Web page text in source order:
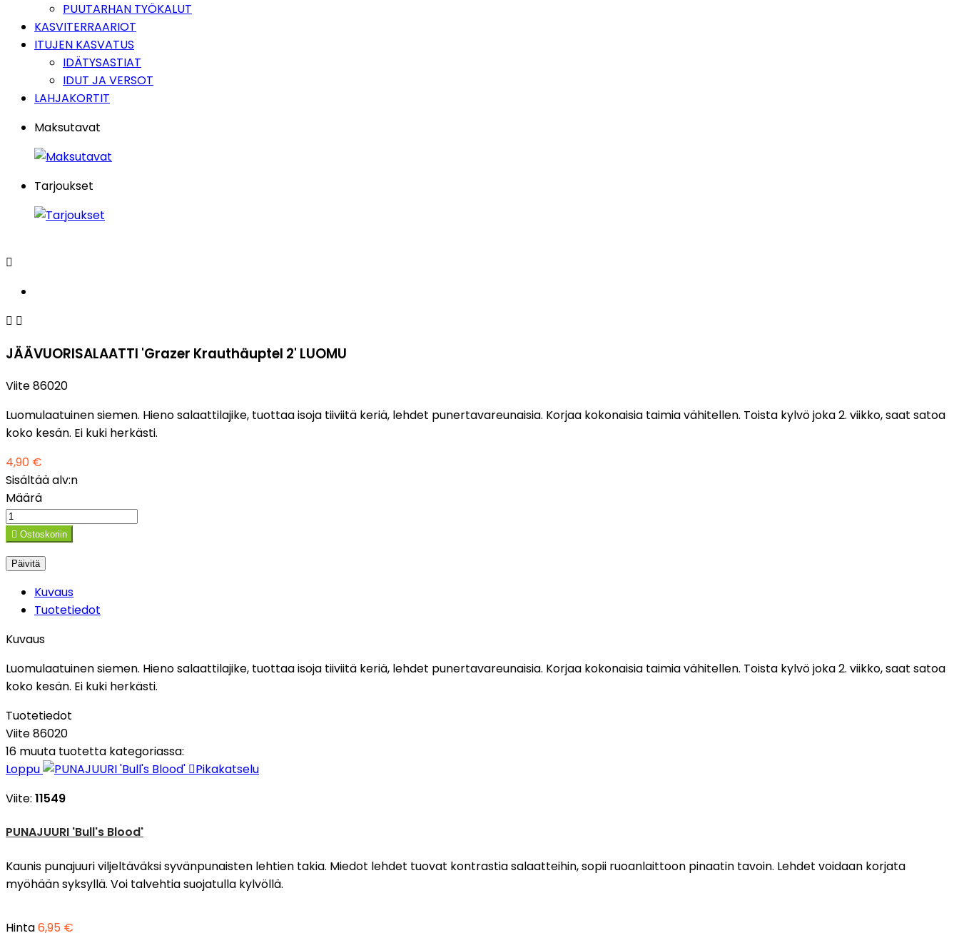
PUUTARHAN TYÖKALUT
KASVITERRAARIOT
ITUJEN KASVATUS
IDÄTYSASTIAT
IDUT JA VERSOT
LAHJAKORTIT
Maksutavat
Tarjoukset

 
JÄÄVUORISALAATTI 'Grazer Krauthäuptel 2' LUOMU
Viite86020
Luomulaatuinen siemen. Hieno salaattilajike, tuottaa isoja tiiviitä keriä, lehdet punertavareunaisia. Korjaa kokonaisia taimia vähitellen. Toista kylvö joka 2. viikko, saat satoa
koko kesän. Ei kuki herkästi.
4,90 €
Sisältää alv:n
Määrä
 Ostoskoriin
Kuvaus
Tuotetiedot
Kuvaus
Luomulaatuinen siemen. Hieno salaattilajike, tuottaa isoja tiiviitä keriä, lehdet punertavareunaisia. Korjaa kokonaisia taimia vähitellen. Toista kylvö joka 2. viikko, saat satoa
koko kesän. Ei kuki herkästi.
Tuotetiedot
Viite86020
16 muuta tuotetta kategoriassa:
Loppu
Pikakatselu
Viite: 11549
PUNAJUURI 'Bull's Blood'
Kaunis punajuuri viljeltäväksi syvänpunaisten lehtien takia. Miedot lehdet tuovat kontrastia salaatteihin, sopii ruoanlaittoon pinaatin tavoin. Lehdet voidaan korjata
myöhään syksyllä. Voi talvehtia suojatulla kylvöllä.
Hinta6,95 €